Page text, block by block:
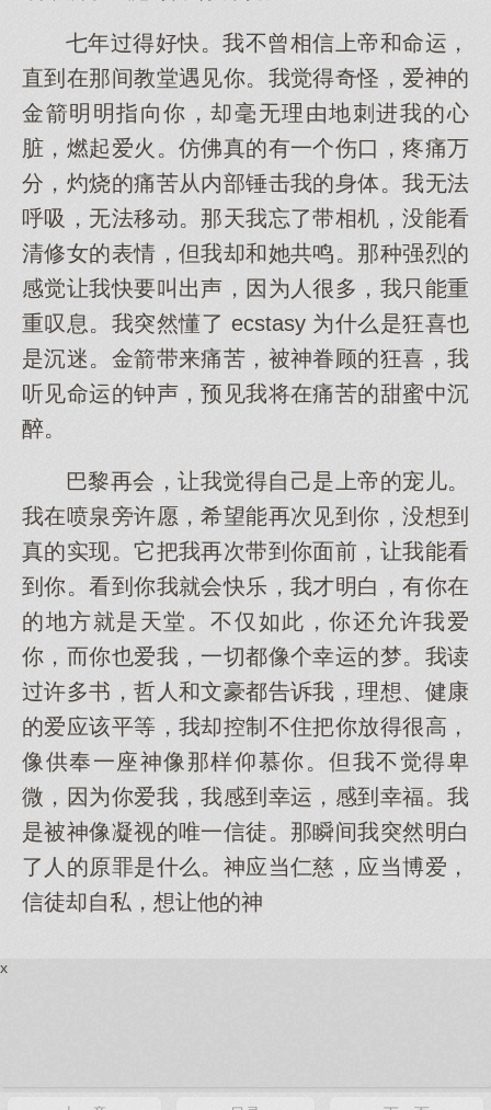
七年过得好快。我不曾相信上帝和命运，
直到在那间教堂遇见你。我觉得奇怪，爱神的
金箭明明指向你，却毫无理由地刺进我的心
脏，燃起爱火。仿佛真的有一个伤口，疼痛万
分，灼烧的痛苦从内部锤击我的身体。我无法
呼吸，无法移动。那天我忘了带相机，没能看
清修女的表情，但我却和她共鸣。那种强烈的
感觉让我快要叫出声，因为人很多，我只能重
重叹息。我突然懂了 ecstasy 为什么是狂喜也
是沉迷。金箭带来痛苦，被神眷顾的狂喜，我
听见命运的钟声，预见我将在痛苦的甜蜜中沉
醉。
巴黎再会，让我觉得自己是上帝的宠儿。
我在喷泉旁许愿，希望能再次见到你，没想到
真的实现。它把我再次带到你面前，让我能看
到你。看到你我就会快乐，我才明白，有你在
的地方就是天堂。不仅如此，你还允许我爱
你，而你也爱我，一切都像个幸运的梦。我读
过许多书，哲人和文豪都告诉我，理想、健康
的爱应该平等，我却控制不住把你放得很高，
像供奉一座神像那样仰慕你。但我不觉得卑
微，因为你爱我，我感到幸运，感到幸福。我
是被神像凝视的唯一信徒。那瞬间我突然明白
了人的原罪是什么。神应当仁慈，应当博爱，
信徒却自私，想让他的神
x